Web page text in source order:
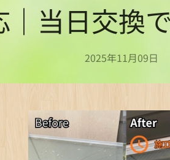
｜当日交換
2025年11月09日